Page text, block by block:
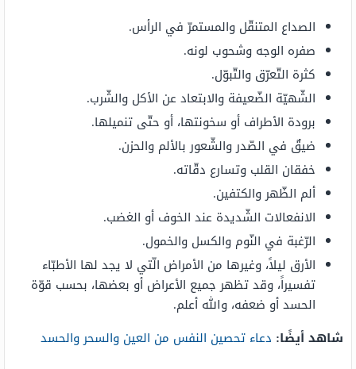
الصداع المتنقّل والمستمرّ في الرأس.
صفره الوجه وشحوب لونه.
كثرة التّعرّق والتّبوّل.
الشّهيّة الضّعيفة والابتعاد عن الأكل والشّرب.
برودة الأطراف أو سخونتها، أو حتّى تنميلها.
ضيقٌ في الصّدر والشّعور بالألم والحزن.
خفقان القلب وتسارع دقّاته.
ألم الظّهر والكتفين.
الانفعالات الشّديدة عند الخوف أو الغضب.
الرّغبة في النّوم والكسل والخمول.
الأرق ليلاً، وغيرها من الأمراض الّتي لا يجد لها الأطبّاء
تفسيراً، وقد تظهر جميع الأعراض أو بعضها، بحسب قوّة
الحسد أو ضعفه، والله أعلم.
شاهد أيضًا: دعاء تحصين النفس من العين والسحر والحسد